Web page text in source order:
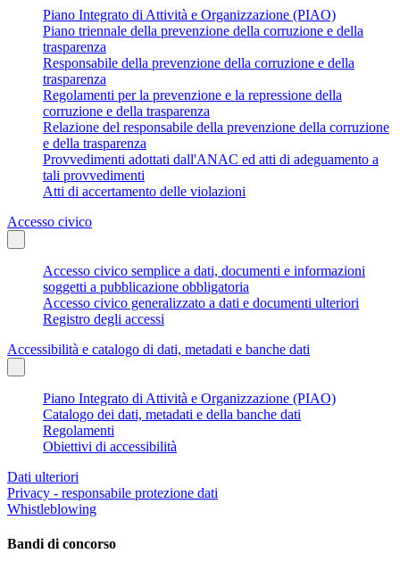
Piano Integrato di Attività e Organizzazione (PIAO)
Piano triennale della prevenzione della corruzione e della
trasparenza
Responsabile della prevenzione della corruzione e della
trasparenza
Regolamenti per la prevenzione e la repressione della
corruzione e della trasparenza
Relazione del responsabile della prevenzione della corruzione
e della trasparenza
Provvedimenti adottati dall'ANAC ed atti di adeguamento a
tali provvedimenti
Atti di accertamento delle violazioni
Accesso civico
Accesso civico semplice a dati, documenti e informazioni
soggetti a pubblicazione obbligatoria
Accesso civico generalizzato a dati e documenti ulteriori
Registro degli accessi
Accessibilità e catalogo di dati, metadati e banche dati
Piano Integrato di Attività e Organizzazione (PIAO)
Catalogo dei dati, metadati e della banche dati
Regolamenti
Obiettivi di accessibilità
Dati ulteriori
Privacy - responsabile protezione dati
Whistleblowing
Bandi di concorso